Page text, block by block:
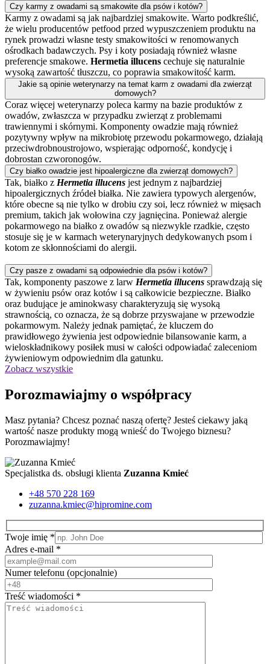
Czy karmy z owadami są smakowite dla psów i kotów?
Karmy z owadami są jak najbardziej smakowite. Warto podkreślić,
że wielu producentów petfood przed wypuszczeniem produktu na
rynek prowadzi własne testy smakowitości w renomowanych
ośrodkach badawczych. Psy i koty posiadają również własne
preferencje smakowe. Hermetia illucens cechuje się naturalnie
wysoką zawartość tłuszczu, co poprawia smakowitość karm.
Jakie są opinie weterynarzy na temat karm z owadami dla zwierząt
domowych?
Coraz więcej weterynarzy poleca karmy na bazie produktów z
owadów, zwłaszcza w przypadku zwierząt z problemami
trawiennymi i skórnymi. Komponenty owadzie mają również
pozytywny wpływ na mikrobiotę przewodu pokarmowego, działają
przeciwdrobnoustrojowo, wspierając odporność, kondycję i
dobrostan czworonogów.
Czy białko owadzie jest hipoalergiczne dla zwierząt domowych?
Tak, białko z Hermetia illucens jest jednym z najbardziej
hipoalergicznych źródeł białka. Nie zawiera typowych alergenów,
które obecne są nie tylko w drobiu czy soi, lecz również w mięsach
premium, takich jak wołowina czy jagnięcina. Ponieważ alergie
pokarmowego na białko z owadów są niezwykle rzadkie, często
stosuje się je w karmach weterynaryjnych dedykowanych psom i
kotom ze skłonnościami do alergii.
Czy pasze z owadami są odpowiednie dla psów i kotów?
Tak, komponenty paszowe z larw Hermetia illucens sprawdzają się
w żywieniu psów oraz kotów i są całkowicie bezpieczne. Białko
oraz budujące je aminokwasy charakteryzują się wysoką
strawnością, co oznacza, że są dobrze przyswajane w przewodzie
pokarmowym. Należy jednak pamiętać, że kluczem do
prawidłowego żywienia jest odpowiednie bilansowanie karm, a
wieloskładnikowy posiłek musi w całości odpowiadać zaleceniom
żywieniowym odpowiednim dla gatunku.
Zobacz wszystkie
Porozmawiajmy o współpracy
Masz pytania? Chcesz poznać naszą ofertę? Jesteś ciekawy jaką
wartość nasze produkty mogą wnieść do Twojego biznesu?
Porozmawiajmy!
Specjalistka ds. obsługi klienta Zuzanna Kmieć
+48 570 228 169
zuzanna.kmiec@hipromine.com
Twoje imię *
Adres e-mail *
Numer telefonu (opcjonalnie)
Treść wiadomości *